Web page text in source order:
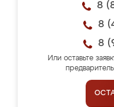
8
8
8
Или оставьте